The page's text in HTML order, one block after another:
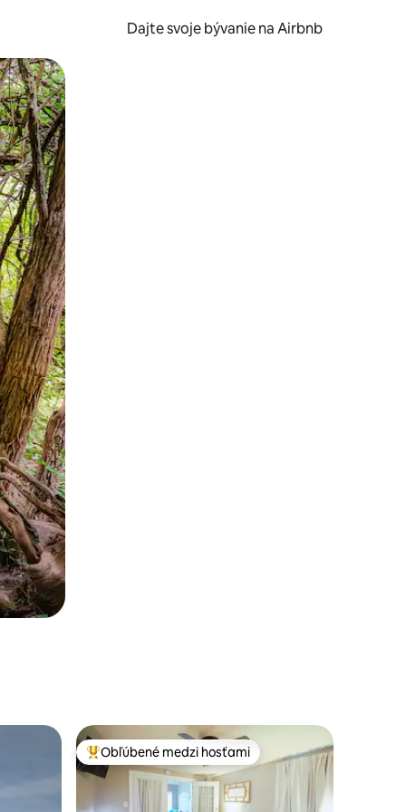
Dajte svoje bývanie na Airbnb
pomocou dotykových gest či potiahnutia prstom.
Najobľúbenejšie medzi hosťami
Obľúbené medzi hosťami